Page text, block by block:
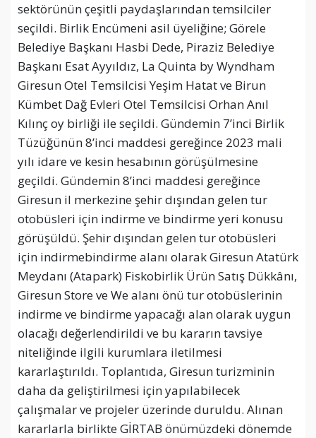
sektörünün çeşitli paydaşlarından temsilciler
seçildi. Birlik Encümeni asil üyeliğine; Görele
Belediye Başkanı Hasbi Dede, Piraziz Belediye
Başkanı Esat Ayyıldız, La Quinta by Wyndham
Giresun Otel Temsilcisi Yeşim Hatat ve Birun
Kümbet Dağ Evleri Otel Temsilcisi Orhan Anıl
Kılınç oy birliği ile seçildi. Gündemin 7’inci Birlik
Tüzüğünün 8’inci maddesi gereğince 2023 mali
yılı idare ve kesin hesabının görüşülmesine
geçildi. Gündemin 8’inci maddesi gereğince
Giresun il merkezine şehir dışından gelen tur
otobüsleri için indirme ve bindirme yeri konusu
görüşüldü. Şehir dışından gelen tur otobüsleri
için indirmebindirme alanı olarak Giresun Atatürk
Meydanı (Atapark) Fiskobirlik Ürün Satış Dükkânı,
Giresun Store ve We alanı önü tur otobüslerinin
indirme ve bindirme yapacağı alan olarak uygun
olacağı değerlendirildi ve bu kararın tavsiye
niteliğinde ilgili kurumlara iletilmesi
kararlaştırıldı. Toplantıda, Giresun turizminin
daha da geliştirilmesi için yapılabilecek
çalışmalar ve projeler üzerinde duruldu. Alınan
kararlarla birlikte GİRTAB önümüzdeki dönemde